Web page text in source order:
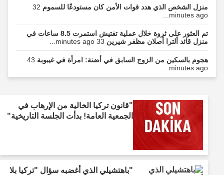
منزل الشخص الذي هدد قوات الأمن كان مستودعًا للسموم32
minutes ago...
تم العثور على ثروة خلال عملية تفتيش استمرت 8.5 ساعات في
منزل قائد ألترا أصلان مظفر شيرين33 minutes ago...
هجوم بالسكين من الزوج السابق في أضنة: امرأة في غيبوبة43
minutes ago...
"قانون تركيا الخالية من الإرهاب في
الجمعية العامة! بدأت الجلسة التاريخية"
"باهتشيلي الذي أغضبه سؤال "تركيا بلا